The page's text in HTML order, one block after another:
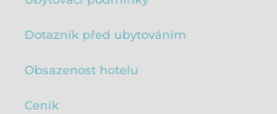
Dotazník před ubytováním
Obsazenost hotelu
Ceník